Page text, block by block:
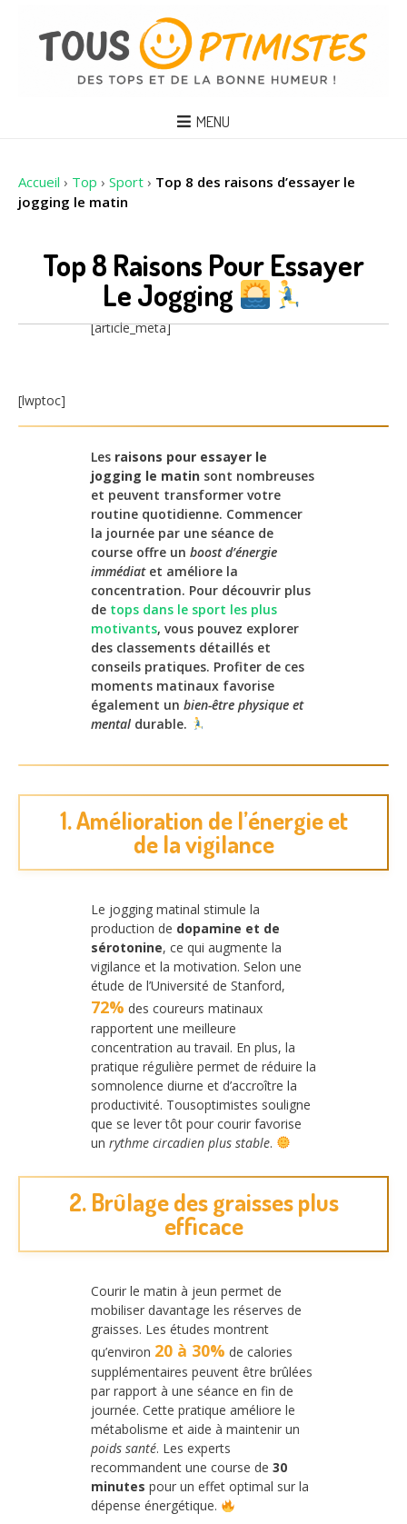
MENU
Accueil › Top › Sport › Top 8 des raisons d’essayer le
jogging le matin
Top 8 Raisons Pour Essayer
Le Jogging
[article_meta]
[lwptoc]
Les raisons pour essayer le
jogging le matin sont nombreuses
et peuvent transformer votre
routine quotidienne. Commencer
la journée par une séance de
course offre un boost d’énergie
immédiatet améliore la
concentration. Pour découvrir plus
de tops dans le sport les plus
motivants, vous pouvez explorer
des classements détaillés et
conseils pratiques. Profiter de ces
moments matinaux favorise
également un bien-être physique et
mental durable.
1. Amélioration de l’énergie et
de la vigilance
Le jogging matinal stimule la
production de dopamine et de
sérotonine, ce qui augmente la
vigilance et la motivation. Selon une
étude de l’Université de Stanford,
72% des coureurs matinaux
rapportent une meilleure
concentration au travail. En plus, la
pratique régulière permet de réduire la
somnolence diurne et d’accroître la
productivité. Tousoptimistes souligne
que se lever tôt pour courir favorise
un rythme circadien plus stable.
2. Brûlage des graisses plus
efficace
Courir le matin à jeun permet de
mobiliser davantage les réserves de
graisses. Les études montrent
qu’environ 20 à 30% de calories
supplémentaires peuvent être brûlées
par rapport à une séance en fin de
journée. Cette pratique améliore le
métabolisme et aide à maintenir un
poids santé. Les experts
recommandent une course de 30
minutes pour un effet optimal sur la
dépense énergétique.